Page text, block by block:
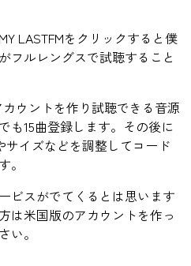
LASTFMをクリックすると僕
フルレングスで試聴すること
ウントを作り試聴できる音源
も15曲登録します。その後に
イズなどを調整してコード
。
ビスがでてくるとは思います
は米国版のアカウントを作っ
い。